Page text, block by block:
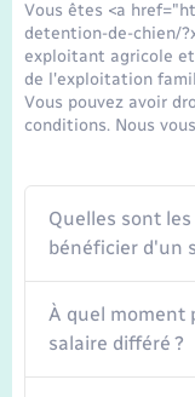
Sécurité -
Seniors
Transports
Voirie et
Vous êtes <a
detention-de-chien/
exploitant agricole
de l'exploitation
Vous pouvez avoir
conditions. Nous
Quelles sont
bénéficier d'un
À quel moment
salaire différé ?